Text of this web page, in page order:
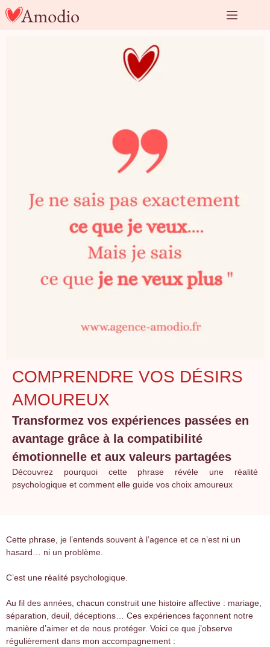
COMPRENDRE VOS DÉSIRS
AMOUREUX
Transformez vos expériences passées en
avantage grâce à la compatibilité
émotionnelle et aux valeurs partagées
Découvrez pourquoi cette phrase révèle une réalité
psychologique et comment elle guide vos choix amoureux
Cette phrase, je l’entends souvent à l’agence et ce n’est ni un
hasard… ni un problème.
C’est une réalité psychologique.
Au fil des années, chacun construit une histoire affective : mariage,
séparation, deuil, déceptions… Ces expériences façonnent notre
manière d’aimer et de nous protéger. Voici ce que j’observe
régulièrement dans mon accompagnement :